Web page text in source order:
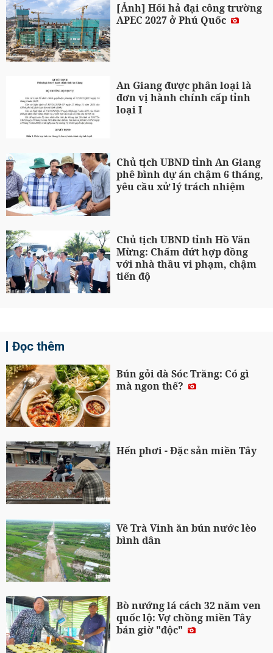
[Ảnh] Hối hả đại công trường
APEC 2027 ở Phú Quốc
An Giang được phân loại là
đơn vị hành chính cấp tỉnh
loại I
Chủ tịch UBND tỉnh An Giang
phê bình dự án chậm 6 tháng,
yêu cầu xử lý trách nhiệm
Chủ tịch UBND tỉnh Hồ Văn
Mừng: Chấm dứt hợp đồng
với nhà thầu vi phạm, chậm
tiến độ
Đọc thêm
Bún gỏi dà Sóc Trăng: Có gì
mà ngon thế?
Hến phơi - Đặc sản miền Tây
Về Trà Vinh ăn bún nước lèo
bình dân
Bò nướng lá cách 32 năm ven
quốc lộ: Vợ chồng miền Tây
bán giờ "độc"